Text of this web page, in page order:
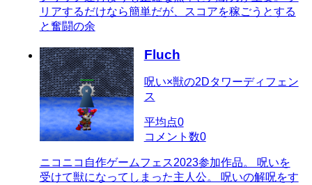
リアするだけなら簡単だが、スコアを稼ごうとする
と奮闘の余
Fluch
呪い×獣の2Dタワーディフェン
ス
平均点0
コメント数0
ニコニコ自作ゲームフェス2023参加作品。 呪いを
受けて獣になってしまった主人公。 呪いの解呪をす